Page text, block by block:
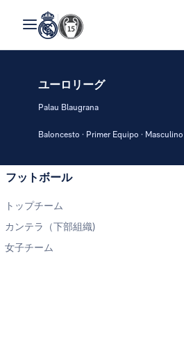
ユーロリーグ
Palau Blaugrana
Baloncesto · Primer Equipo · Masculino
フットボール
トップチーム
カンテラ（下部組織)
女子チーム